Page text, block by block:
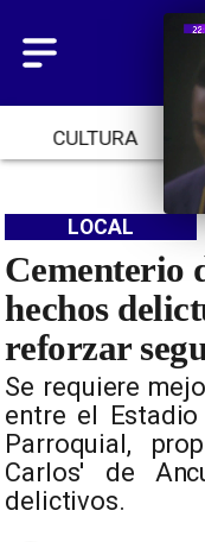
CULTURA
Cementerio
hechos
reforzar
Se requiere
entre el
Parroquial,
Carlos' de
delictivos.
LOCAL